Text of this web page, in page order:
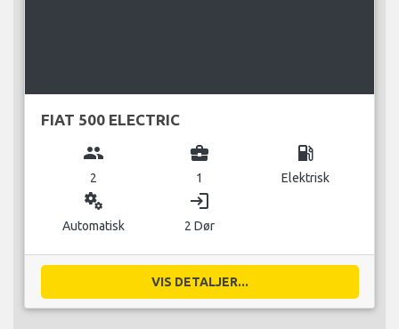
FIAT 500 ELECTRIC
group
2
business_center
1
local_gas_station
Elektrisk
miscellaneous_services
Automatisk
login
2 Dør
VIS DETALJER...